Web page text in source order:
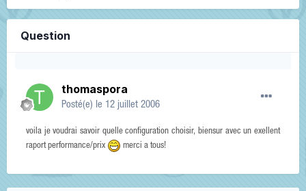
Question
thomaspora
Posté(e) le 12 juillet 2006
voila je voudrai savoir quelle configuration choisir, biensur avec un exellent
raport performance/prix
merci a tous!